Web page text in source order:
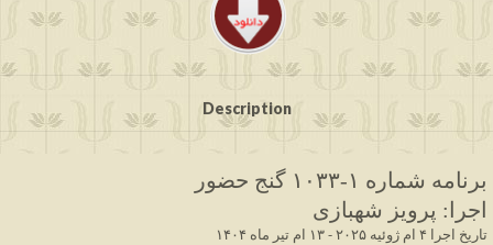
Description
برنامه شماره ۱ -۱۰۳۳
گنج حضور
اجرا : پرویز شهبازی
۱۴۰۴ تاریخ اجرا ۴ ام ژوئیه ۲۰۲۵ - ۱۳ ام تیر ماه